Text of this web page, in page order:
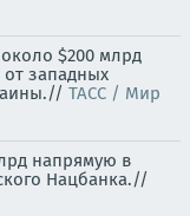
$200 млрд
западных
ТАСС / Мир
напрямую в
Нацбанка.//